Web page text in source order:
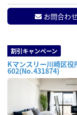
お問合わせ
割引キャンペーン
Kマンスリー川崎区
602(No.431874)